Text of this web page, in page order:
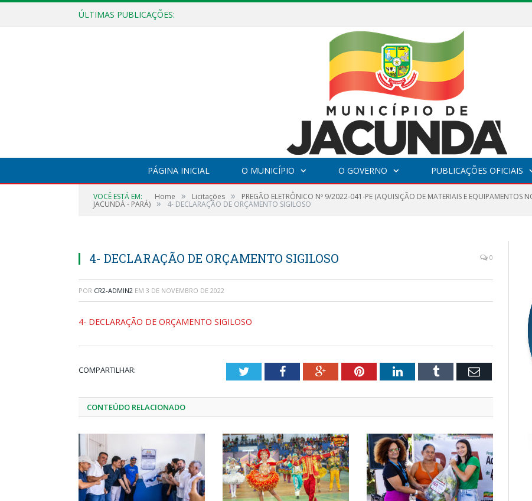
ÚLTIMAS PUBLICAÇÕES:
PÁGINA INICIAL O MUNICÍPIO O GOVERNO PUBLICAÇÕES OFICIAIS
VOCÊ ESTÁ EM: Home » Licitações » PREGÃO ELETRÔNICO Nº 9/2022-041-PE (AQUISIÇÃO DE MATERIAIS E EQUIPAMENTOS
JACUNDÁ - PARÁ) » 4- DECLARAÇÃO DE ORÇAMENTO SIGILOSO
4- DECLARAÇÃO DE ORÇAMENTO SIGILOSO 0
POR CR2-ADMIN2 EM 3 DE NOVEMBRO DE 2022
4- DECLARAÇÃO DE ORÇAMENTO SIGILOSO
COMPARTILHAR: TwitterFacebookGoogle+PinterestLinkedInTumblr Email
CONTEÚDO RELACIONADO